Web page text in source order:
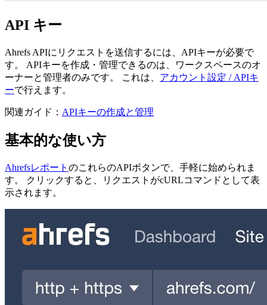
API キー
Ahrefs APIにリクエストを送信するには、APIキーが必要で
す。 APIキーを作成・管理できるのは、ワークスペースのオ
ーナーと管理者のみです。 これは、 アカウント設定 / APIキ
ーで行えます。
関連ガイド： APIキーの作成と管理
基本的な使い方
Ahrefsレポート のこれらのAPIボタンで、手軽に始められま
す。 クリックすると、リクエストがcURLコマンドとして表
示されます。